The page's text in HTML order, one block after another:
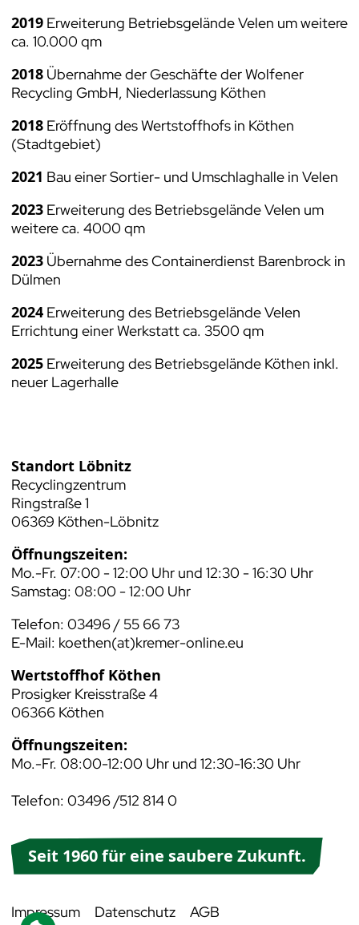
2019Erweiterung Betriebsgelände Velen um weitere
ca. 10.000 qm
2018Übernahme der Geschäfte der Wolfener
Recycling GmbH, Niederlassung Köthen
2018Eröffnung des Wertstoffhofs in Köthen
(Stadtgebiet)
2021 Bau einer Sortier- und Umschlaghalle in Velen
2023Erweiterung des Betriebsgelände Velen um
weitere ca. 4000 qm
2023Übernahme des Containerdienst Barenbrock in
Dülmen
2024Erweiterung des Betriebsgelände Velen
Errichtung einer Werkstatt ca. 3500 qm
2025Erweiterung des Betriebsgelände Köthen inkl.
neuer Lagerhalle
Standort Löbnitz
Recyclingzentrum
Ringstraße 1
06369 Köthen-Löbnitz
Öffnungszeiten:
Mo.-Fr. 07:00 - 12:00 Uhr und 12:30 - 16:30 Uhr
Samstag: 08:00 - 12:00 Uhr
Telefon: 03496 / 55 66 73
E-Mail: koethen(at)kremer-online.eu
Wertstoffhof Köthen
Prosigker Kreisstraße 4
06366 Köthen
Öffnungszeiten:
Mo.-Fr. 08:00-12:00 Uhr und 12:30-16:30 Uhr
Telefon: 03496 /512 814 0
Seit 1960 für eine saubere Zukunft.
Impressum Datenschutz AGB